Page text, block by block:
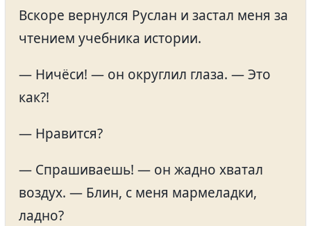
Вскоре вернулся Руслан и застал меня за
чтением учебника истории.
— Ничёси! — он округлил глаза. — Это
как?!
— Нравится?
— Спрашиваешь! — он жадно хватал
воздух. — Блин, с меня мармеладки,
ладно?